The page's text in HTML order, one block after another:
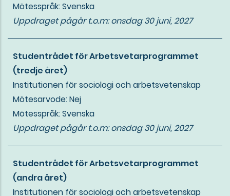
Mötesspråk: Svenska
Uppdraget pågår t.o.m:onsdag 30 juni, 2027
Studentrådet för Arbetsvetarprogrammet
(tredje året)
Institutionen för sociologi och arbetsvetenskap
Mötesarvode: Nej
Mötesspråk: Svenska
Uppdraget pågår t.o.m:onsdag 30 juni, 2027
Studentrådet för Arbetsvetarprogrammet
(andra året)
Institutionen för sociologi och arbetsvetenskap